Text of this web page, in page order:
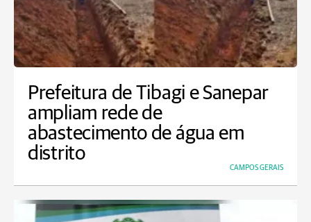
Prefeitura de Tibagi e Sanepar
ampliam rede de
abastecimento de água em
distrito
CAMPOS GERAIS